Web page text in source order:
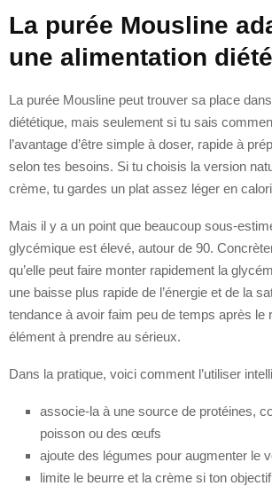
La purée Mousline
une alimentation
La purée Mousline peut trouver sa place
diététique, mais seulement si tu sais
l’avantage d’être simple à doser, rapide à
selon tes besoins. Si tu choisis la version
crème, tu gardes un plat assez léger en
Mais il y a un point que beaucoup sous-
glycémique est élevé, autour de 90.
qu’elle peut faire monter rapidement la
une baisse plus rapide de l’énergie et de la
tendance à avoir faim peu de temps après le
élément à prendre au sérieux.
Dans la pratique, voici comment l’utiliser
associe-la à une source de protéines,
poisson ou des œufs
ajoute des légumes pour augmenter le
limite le beurre et la crème si ton